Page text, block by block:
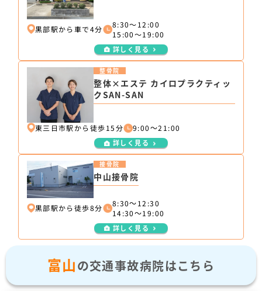
黒部駅から車で4分
8:30〜12:00
15:00〜19:00
詳しく見る
整体×エステ カイロプラクティッ
クSAN-SAN
整骨院
東三日市駅から徒歩15分 9:00～21:00
詳しく見る
中山接骨院
接骨院
黒部駅から徒歩8分
8:30～12:30
14:30～19:00
詳しく見る
富山の交通事故病院はこちら